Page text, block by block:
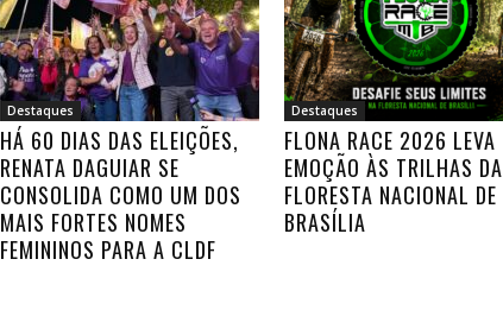
Destaques
HÁ 60 DIAS DAS ELEIÇÕES,
RENATA DAGUIAR SE
CONSOLIDA COMO UM DOS
MAIS FORTES NOMES
FEMININOS PARA A CLDF
Destaques
FLONA RACE 2026 LEVA
EMOÇÃO ÀS TRILHAS DA
FLORESTA NACIONAL DE
BRASÍLIA